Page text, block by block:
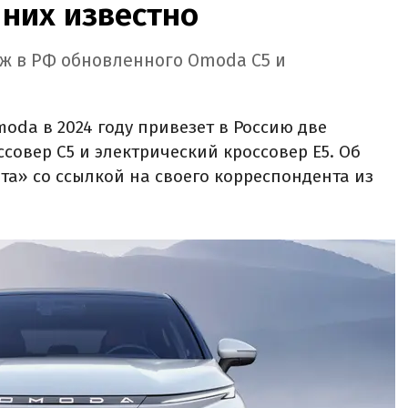
известно
в РФ обновленного Omoda C5 и
в 2024 году привезет в Россию две
C5 и электрический кроссовер E5. Об
со ссылкой на своего корреспондента из